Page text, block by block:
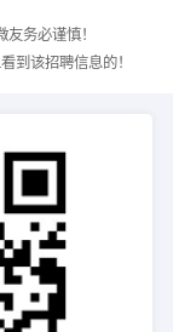
务必谨慎！
到该招聘信息的！